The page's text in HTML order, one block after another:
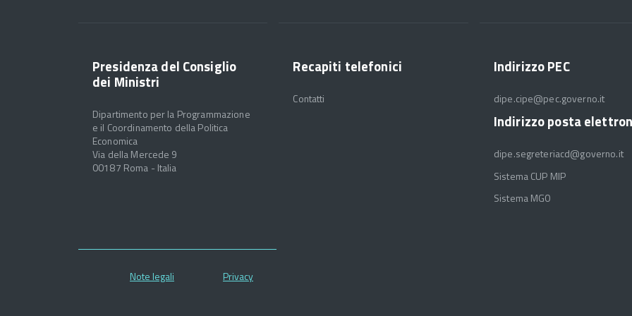
Presidenza del Consiglio
dei Ministri
Dipartimento per la Programmazione
e il Coordinamento della Politica
Economica
Via della Mercede 9
00187 Roma - Italia
Recapiti telefonici
Contatti
Indirizzo PEC
dipe.cipe@pec.governo.it
Indirizzo posta
dipe.segreteriacd@governo.it
Sistema CUP MIP
Sistema MGO
Note legali Privacy